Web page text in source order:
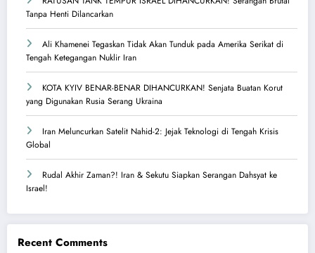
Tanpa Henti Dilancarkan
Ali Khamenei Tegaskan Tidak Akan Tunduk pada Amerika Serikat di
Tengah Ketegangan Nuklir Iran
KOTA KYIV BENAR-BENAR DIHANCURKAN! Senjata Buatan Korut
yang Digunakan Rusia Serang Ukraina
Iran Meluncurkan Satelit Nahid-2: Jejak Teknologi di Tengah Krisis
Global
Rudal Akhir Zaman?! Iran & Sekutu Siapkan Serangan Dahsyat ke
Israel!
Recent Comments